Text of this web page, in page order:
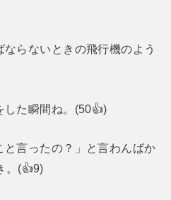
らないときの飛行機のよう
した瞬間ね。(50👍)
言ったの？」と言わんばか
。(👍9)